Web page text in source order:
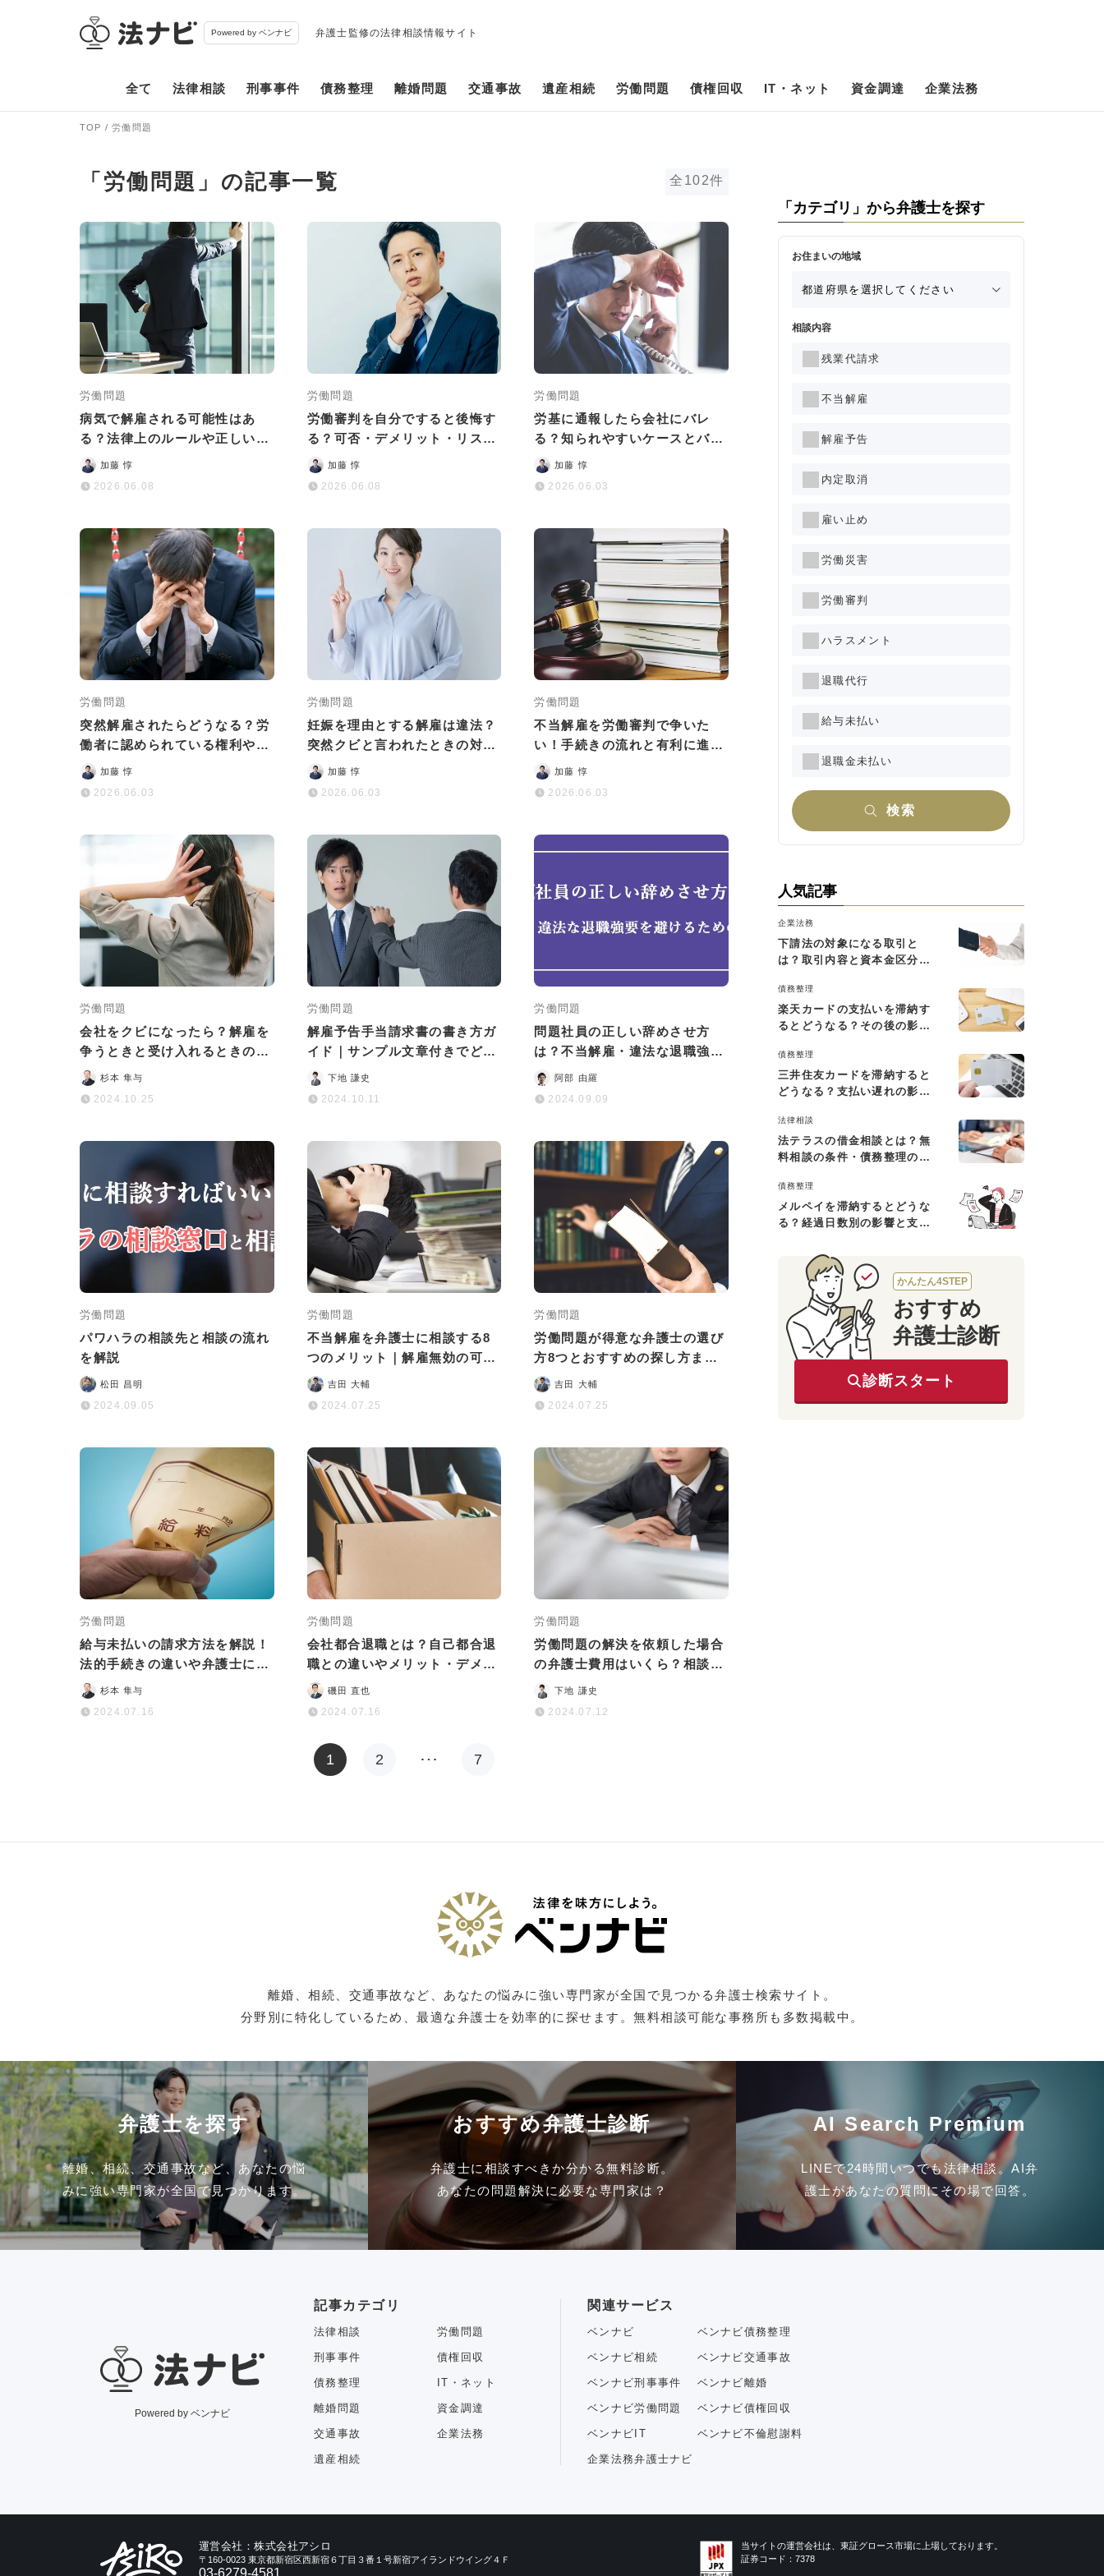
Powered by ベンナビ 弁護士監修の法律相談情報サイト
全て 法律相談 刑事事件 債務整理 離婚問題 交通事故 遺産相続 労働問題 債権回収 IT・ネット 資金調達 企業法務
TOP 労働問題
「労働問題」の記事一覧 全102件
労働問題
病気で解雇される可能性はあ
る？法律上のルールや正しい対
処法をわかりやすく解説
加藤 惇
2026.06.08
労働問題
労働審判を自分ですると後悔す
る？可否・デメリット・リスク
を徹底解説
加藤 惇
2026.06.08
労働問題
労基に通報したら会社にバレ
る？知られやすいケースとバレ
るリスクを減らす方法
加藤 惇
2026.06.03
労働問題
突然解雇されたらどうなる？労
働者に認められている権利や今
すぐ取るべき対処法
加藤 惇
2026.06.03
労働問題
妊娠を理由とする解雇は違法？
突然クビと言われたときの対処
法と解決策を解説
加藤 惇
2026.06.03
労働問題
不当解雇を労働審判で争いた
い！手続きの流れと有利に進め
るコツを詳しく解説
加藤 惇
2026.06.03
労働問題
会社をクビになったら？解雇を
争うときと受け入れるときの対
応をそれぞれ紹介
杉本 隼与
2024.10.25
労働問題
解雇予告手当請求書の書き方ガ
イド｜サンプル文章付きでどう
書けばいいのかを解説
下地 謙史
2024.10.11
労働問題
問題社員の正しい辞めさせ方
は？不当解雇・違法な退職強要
を避けるためのポイント
阿部 由羅
2024.09.09
労働問題
パワハラの相談先と相談の流れ
を解説
松田 昌明
2024.09.05
労働問題
不当解雇を弁護士に相談する8
つのメリット｜解雇無効の可能
性を高める方法
吉田 大輔
2024.07.25
労働問題
労働問題が得意な弁護士の選び
方8つとおすすめの探し方まと
め
吉田 大輔
2024.07.25
労働問題
給与未払いの請求方法を解説！
法的手続きの違いや弁護士に依
頼するメリットも
杉本 隼与
2024.07.16
労働問題
会社都合退職とは？自己都合退
職との違いやメリット・デメリ
ットを解説
磯田 直也
2024.07.16
労働問題
労働問題の解決を依頼した場合
の弁護士費用はいくら？相談か
ら解決までの目安を紹介
下地 謙史
2024.07.12
1 2 … 7
「カテゴリ」から弁護士を探す
お住まいの地域
相談内容
残業代請求
不当解雇
解雇予告
内定取消
雇い止め
労働災害
労働審判
ハラスメント
退職代行
給与未払い
退職金未払い
検索
人気記事
企業法務
下請法の対象になる取引と
は？取引内容と資本金区分に
債務整理
楽天カードの支払いを滞納す
るとどうなる？その後の影響
債務整理
三井住友カードを滞納すると
どうなる？支払い遅れの影響
法律相談
法テラスの借金相談とは？無
料相談の条件・債務整理の費
債務整理
メルペイを滞納するとどうな
る？経過日数別の影響と支払
かんたん4STEP
おすすめ
弁護士診断
診断スタート
離婚、相続、交通事故など、あなたの悩みに強い専門家が全国で見つかる弁護士検索サイト。
分野別に特化しているため、最適な弁護士を効率的に探せます。無料相談可能な事務所も多数掲載中。
弁護士を探す
離婚、相続、交通事故など、あなたの悩
みに強い専門家が全国で見つかります。
おすすめ弁護士診断
弁護士に相談すべきか分かる無料診断。
あなたの問題解決に必要な専門家は？
AI Search Premium
LINEで24時間いつでも法律相談。AI弁
護士があなたの質問にその場で回答。
Powered by ベンナビ
記事カテゴリ
法律相談 労働問題
刑事事件 債権回収
債務整理 IT・ネット
離婚問題 資金調達
交通事故 企業法務
遺産相続
関連サービス
ベンナビ ベンナビ債務整理
ベンナビ相続 ベンナビ交通事故
ベンナビ刑事事件 ベンナビ離婚
ベンナビ労働問題 ベンナビ債権回収
ベンナビIT ベンナビ不倫慰謝料
企業法務弁護士ナビ
運営会社：株式会社アシロ
〒160-0023 東京都新宿区西新宿６丁目３番１号新宿アイランドウイング４Ｆ
03-6279-4581
当サイトの運営会社は、東証グロース市場に上場しております。
証券コード：7378